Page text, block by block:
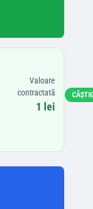
Valoare
contractată
1 lei